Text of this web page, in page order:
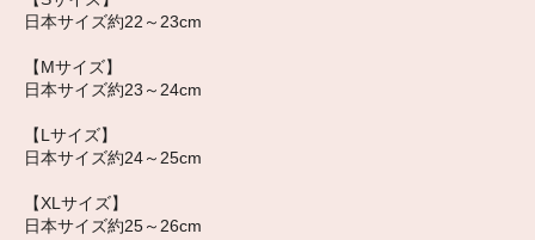
日本サイズ約22～23cm
【Mサイズ】
日本サイズ約23～24cm
【Lサイズ】
日本サイズ約24～25cm
【XLサイズ】
日本サイズ約25～26cm